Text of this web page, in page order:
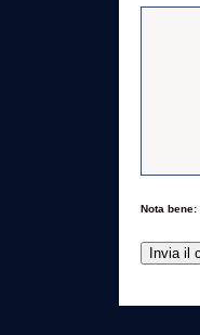
Nota bene: